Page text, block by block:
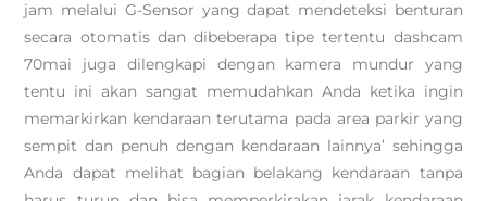
jam melalui G-Sensor yang dapat mendeteksi benturan
secara otomatis dan dibeberapa tipe tertentu dashcam
70mai juga dilengkapi dengan kamera mundur yang
tentu ini akan sangat memudahkan Anda ketika ingin
memarkirkan kendaraan terutama pada area parkir yang
sempit dan penuh dengan kendaraan lainnya’ sehingga
Anda dapat melihat bagian belakang kendaraan tanpa